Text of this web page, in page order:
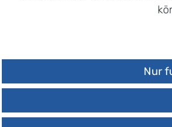
und an einem
von 3 Tagen verbrauchen.
Sie bitte dem Etikett des
1.0
Nur